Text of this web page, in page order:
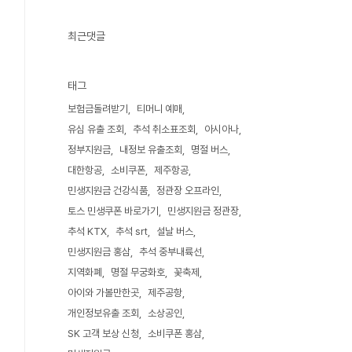
최근댓글
태그
보험금돌려받기
티머니 예매
유심 유출 조회
추석 취소표조회
아시아나
정부지원금
내정보 유출조회
명절 버스
대한항공
소비쿠폰
제주항공
민생지원금 건강식품
정관장 오프라인
토스 민생쿠폰 바로가기
민생지원금 정관장
추석 KTX
추석 srt
설날 버스
민생지원금 홍삼
추석 중부내륙선
지역화폐
명절 무궁화호
꽃축제
아이와 가볼만한곳
제주공항
개인정보유출 조회
소상공인
SK 고객 보상 신청
소비쿠폰 홍삼